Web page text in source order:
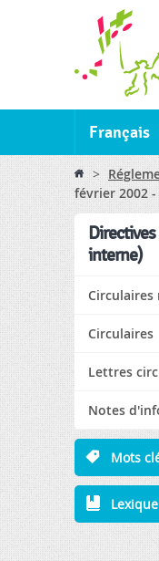
Français
You are
>
février 2002
interne)
Circulaires
Lettres
Notes
Mots